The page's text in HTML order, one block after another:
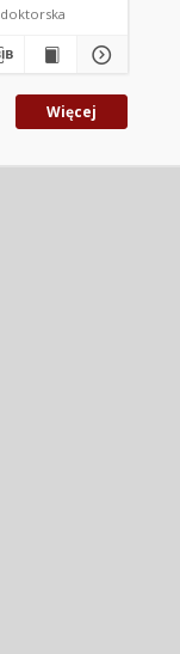
Więcej